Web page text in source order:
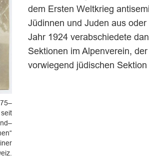
dem Ersten Weltkrieg
Jüdinnen und Juden aus
Jahr 1924 verabschiedete
Sektionen im Alpenverein,
vorwiegend jüdischen